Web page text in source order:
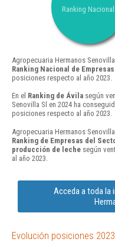
Ranking Nacional
Agropecuaria Hermanos
Ranking Nacional de Empresas
posiciones respecto al año 2023.
En el Ranking de Ávila según
Senovilla Sl en 2024 ha
posiciones respecto al año 2023.
Agropecuaria Hermanos
Ranking de Empresas del
producción de leche según
al año 2023.
Acceda a toda la
Evolución posiciones